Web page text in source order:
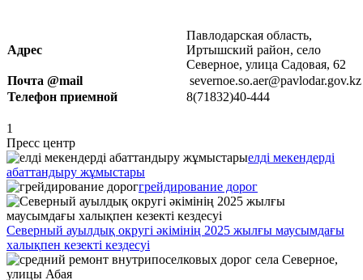
Адрес
Павлодарская область,
Иртышский район, село
Северное, улица Садовая, 62
Почта @mail
severnoe.so.aer@pavlodar.gov.kz
Телефон приемной
8(71832)40-444
1
Пресс центр
елді мекендерді
абаттандыру жұмыстары
грейдирование дорог
Северный ауылдық округі әкімінің 2025 жылғы маусымдағы
халықпен кезекті кездесуі